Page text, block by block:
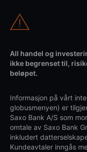
All handel og
ikke begrenset til,
beløpet.
Informasjon på vårt
globusmenyen) er
Saxo Bank A/S som
omtale av Saxo Bank
inkludert
Kundeavtaler inngås